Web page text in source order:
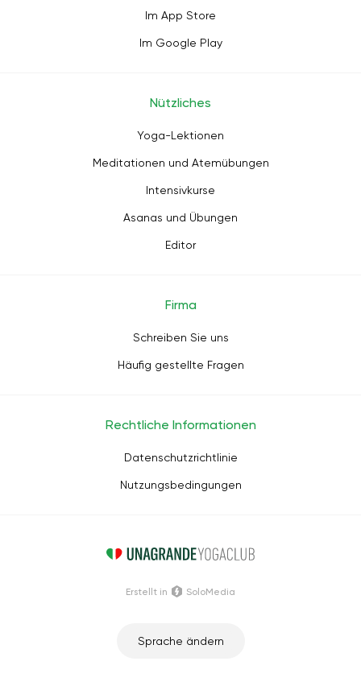
Im App Store
Im Google Play
Nützliches
Yoga-Lektionen
Meditationen und Atemübungen
Intensivkurse
Asanas und Übungen
Editor
Firma
Schreiben Sie uns
Häufig gestellte Fragen
Rechtliche Informationen
Datenschutzrichtlinie
Nutzungsbedingungen
Sprache ändern
Erstellt in SoloMedia